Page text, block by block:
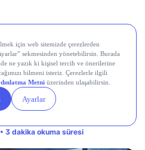
gelişmeleri: EREGL,
CARFA
3 dakika okuma süresi